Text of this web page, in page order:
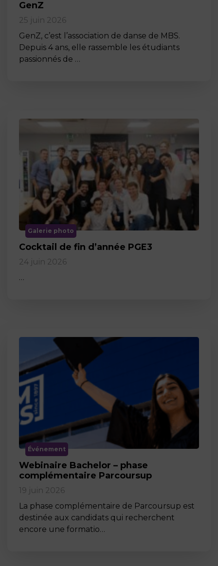
GenZ
25 juin 2026
GenZ, c’est l’association de danse de MBS.
Depuis 4 ans, elle rassemble les étudiants
passionnés de …
Galerie photo
Cocktail de fin d’année PGE3
24 juin 2026
…
Événement
Webinaire Bachelor – phase
complémentaire Parcoursup
19 juin 2026
La phase complémentaire de Parcoursup est
destinée aux candidats qui recherchent
encore une formatio…